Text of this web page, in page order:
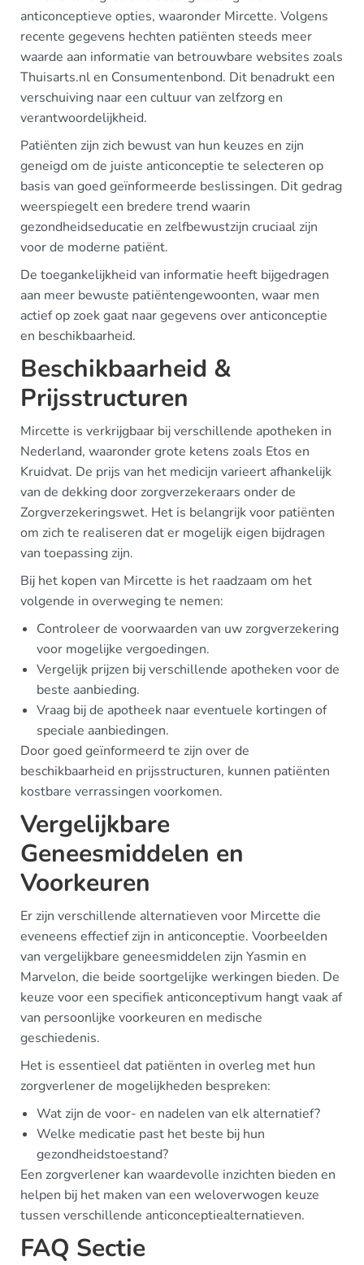
anticonceptieve opties, waaronder Mircette. Volgens
recente gegevens hechten patiënten steeds meer
waarde aan informatie van betrouwbare websites zoals
Thuisarts.nl en Consumentenbond. Dit benadrukt een
verschuiving naar een cultuur van zelfzorg en
verantwoordelijkheid.
Patiënten zijn zich bewust van hun keuzes en zijn
geneigd om de juiste anticonceptie te selecteren op
basis van goed geïnformeerde beslissingen. Dit gedrag
weerspiegelt een bredere trend waarin
gezondheidseducatie en zelfbewustzijn cruciaal zijn
voor de moderne patiënt.
De toegankelijkheid van informatie heeft bijgedragen
aan meer bewuste patiëntengewoonten, waar men
actief op zoek gaat naar gegevens over anticonceptie
en beschikbaarheid.
Beschikbaarheid &
Prijsstructuren
Mircette is verkrijgbaar bij verschillende apotheken in
Nederland, waaronder grote ketens zoals Etos en
Kruidvat. De prijs van het medicijn varieert afhankelijk
van de dekking door zorgverzekeraars onder de
Zorgverzekeringswet. Het is belangrijk voor patiënten
om zich te realiseren dat er mogelijk eigen bijdragen
van toepassing zijn.
Bij het kopen van Mircette is het raadzaam om het
volgende in overweging te nemen:
Controleer de voorwaarden van uw zorgverzekering
voor mogelijke vergoedingen.
Vergelijk prijzen bij verschillende apotheken voor de
beste aanbieding.
Vraag bij de apotheek naar eventuele kortingen of
speciale aanbiedingen.
Door goed geïnformeerd te zijn over de
beschikbaarheid en prijsstructuren, kunnen patiënten
kostbare verrassingen voorkomen.
Vergelijkbare
Geneesmiddelen en
Voorkeuren
Er zijn verschillende alternatieven voor Mircette die
eveneens effectief zijn in anticonceptie. Voorbeelden
van vergelijkbare geneesmiddelen zijn Yasmin en
Marvelon, die beide soortgelijke werkingen bieden. De
keuze voor een specifiek anticonceptivum hangt vaak af
van persoonlijke voorkeuren en medische
geschiedenis.
Het is essentieel dat patiënten in overleg met hun
zorgverlener de mogelijkheden bespreken:
Wat zijn de voor- en nadelen van elk alternatief?
Welke medicatie past het beste bij hun
gezondheidstoestand?
Een zorgverlener kan waardevolle inzichten bieden en
helpen bij het maken van een weloverwogen keuze
tussen verschillende anticonceptiealternatieven.
FAQ Sectie